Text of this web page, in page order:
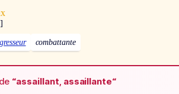
combattante
“assaillant, assaillante“